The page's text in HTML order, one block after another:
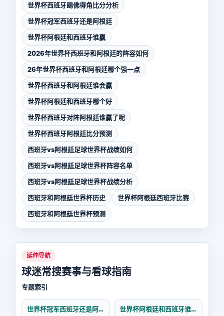
世界杯西班牙踢佛得角比分分析
世界杯冠军西班牙还是阿根廷
世界杯阿根廷和西班牙谁赢
2026年世界杯西班牙和阿根廷的阵容如何
26年世界杯西班牙和阿根廷哪个强一点
世界杯西班牙和阿根廷谁会赢
世界杯阿根廷和西班牙哪个好
世界杯西班牙对阵阿根廷谁赢了呢
世界杯西班牙阿根廷比分预测
西班牙vs阿根廷足球世界杯战绩如何
西班牙vs阿根廷足球世界杯阵容名单
西班牙vs阿根廷足球世界杯战绩分析
西班牙和阿根廷世界杯历史
世界杯阿根廷西班牙比赛
西班牙和阿根廷世界杯预测
延伸导航
球迷常搜赛事与看球指南
专题索引
世界杯冠军西班牙还是阿根廷 世界杯阿根廷和西班牙谁赢